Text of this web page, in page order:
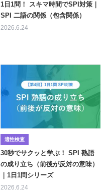
1日1問！ スキマ時間でSPI対策｜
SPI 二語の関係（包含関係）
2026.6.24
適性検査
30秒でサクッと学ぶ！ SPI 熟語
の成り立ち（前後が反対の意味）
｜1日1問シリーズ
2026.6.24